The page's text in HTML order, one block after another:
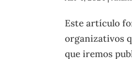
Este artículo
organizativos
que iremos